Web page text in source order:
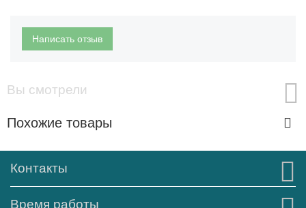
Написать отзыв
Вы смотрели
Похожие товары
Контакты
Время работы